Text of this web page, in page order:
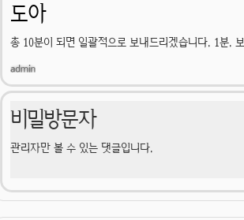
도아
총 10분이 되면 일괄적으로 보내드리겠습니다. 1분.
비밀방문자
관리자만 볼 수 있는 댓글입니다.